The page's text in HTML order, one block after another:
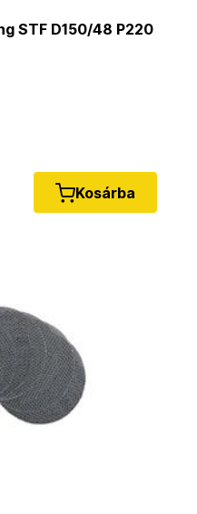
STF D150/48 P220
Kosárba